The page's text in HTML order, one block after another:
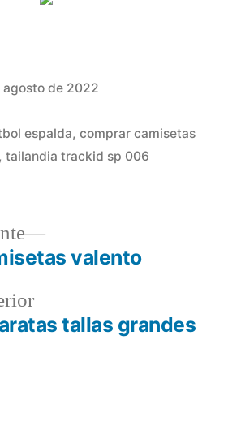
agosto de 2022
espalda, comprar camisetas
, tailandia trackid sp 006
Entrada
anterior:
tallas grandes
Entrada
siguiente:
valento